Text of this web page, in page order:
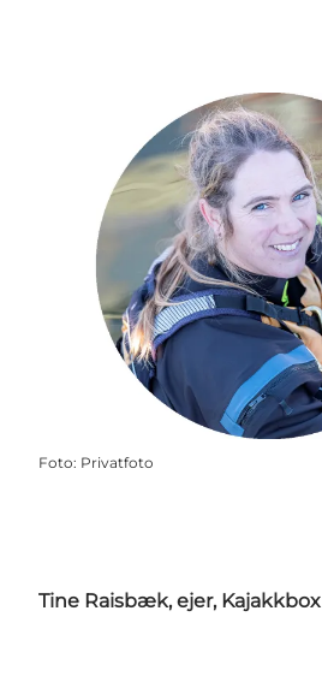
Foto: Privatfoto
Tine Raisbæk, ejer, Kajakkbox